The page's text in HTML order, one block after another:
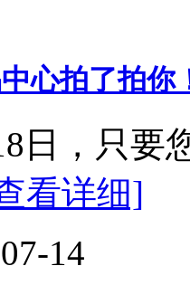
心拍了拍你
日，只要
看详细]
14